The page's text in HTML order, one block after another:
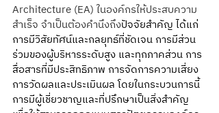
Architecture (EA) ในองค์กรให้ประสบความ
สำเร็จ จำเป็นต้องคำนึงถึงปัจจัยสำคัญ ได้แก่
การมีวิสัยทัศน์และกลยุทธ์ที่ชัดเจน การมีส่วน
ร่วมของผู้บริหารระดับสูง และทุกภาคส่วน การ
สื่อสารที่มีประสิทธิภาพ การจัดการความเสี่ยง
การวัดผลและประเมินผล โดยในกระบวนการนี้
การมีผู้เชี่ยวชาญและที่ปรึกษาเป็นสิ่งสำคัญ